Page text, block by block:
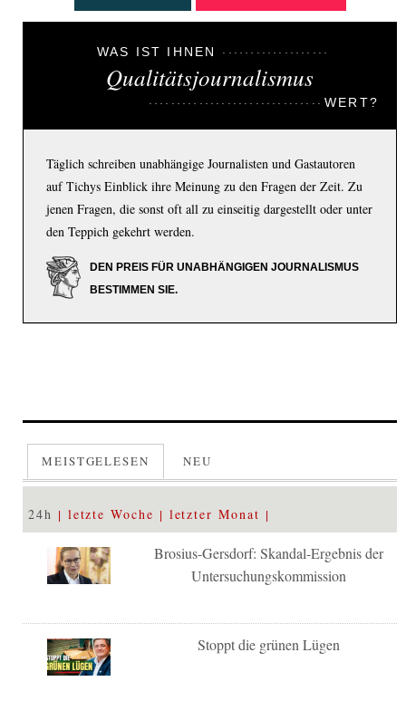
WAS IST IHNEN
Qualitätsjournalismus
WERT?
Täglich schreiben unabhängige Journalisten und Gastautoren
auf Tichys Einblick ihre Meinung zu den Fragen der Zeit. Zu
jenen Fragen, die sonst oft all zu einseitig dargestellt oder unter
den Teppich gekehrt werden.
DEN PREIS FÜR UNABHÄNGIGEN JOURNALISMUS
BESTIMMEN SIE.
MEISTGELESEN NEU
24h letzte Woche letzter Monat
Brosius-Gersdorf: Skandal-Ergebnis der
Untersuchungskommission
Stoppt die grünen Lügen